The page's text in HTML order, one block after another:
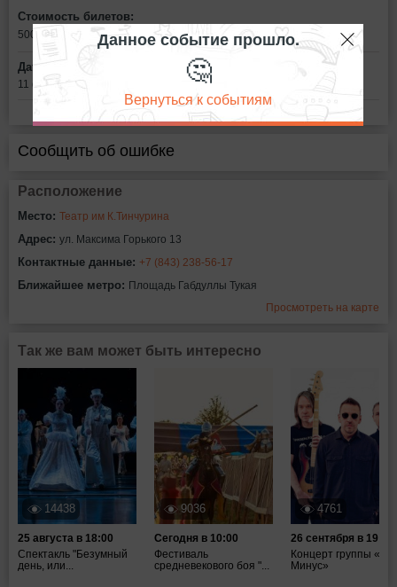
Стоимость билетов:
500 - 2500 рублей
Дата:
11 февраля в 18:30
Сообщить об ошибке
Расположение
Место: Театр им К.Тинчурина
Адрес: ул. Максима Горького 13
Контактные данные: +7 (843) 238-56-17
Ближайшее метро: Площадь Габдуллы Тукая
Просмотреть на карте
Так же вам может быть интересно
14438
25 августа в 18:00
Спектакль "Безумный
день, или...
9036
Сегодня в 10:00
Фестиваль
средневекового боя "...
4761
26 сентября в 19:00
Концерт группы
Минус»
Данное событие прошло.
🤔
Вернуться к событиям